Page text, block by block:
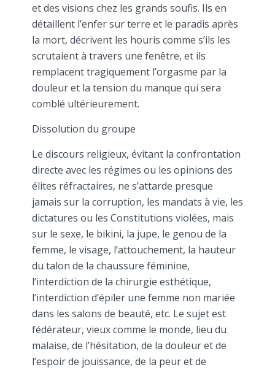
et des visions chez les grands soufis. Ils en
détaillent l’enfer sur terre et le paradis après
la mort, décrivent les houris comme s’ils les
scrutaient à travers une fenêtre, et ils
remplacent tragiquement l’orgasme par la
douleur et la tension du manque qui sera
comblé ultérieurement.
Dissolution du groupe
Le discours religieux, évitant la confrontation
directe avec les régimes ou les opinions des
élites réfractaires, ne s’attarde presque
jamais sur la corruption, les mandats à vie, les
dictatures ou les Constitutions violées, mais
sur le sexe, le bikini, la jupe, le genou de la
femme, le visage, l’attouchement, la hauteur
du talon de la chaussure féminine,
l’interdiction de la chirurgie esthétique,
l’interdiction d’épiler une femme non mariée
dans les salons de beauté, etc. Le sujet est
fédérateur, vieux comme le monde, lieu du
malaise, de l’hésitation, de la douleur et de
l’espoir de jouissance, de la peur et de